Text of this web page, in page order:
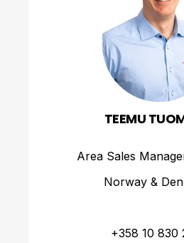
TEEMU
Area Sales
Norway &
+358 10 830